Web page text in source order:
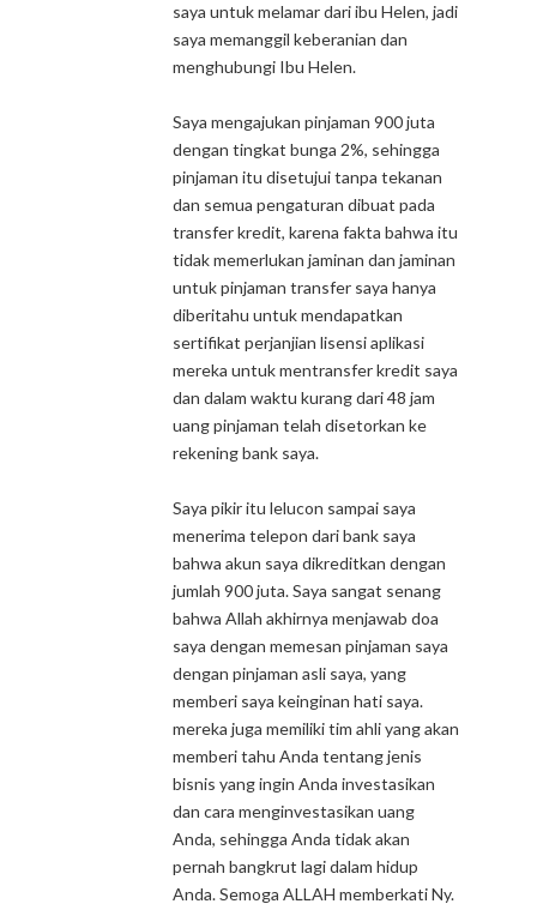
saya untuk melamar dari ibu Helen, jadi
saya memanggil keberanian dan
menghubungi Ibu Helen.
Saya mengajukan pinjaman 900 juta
dengan tingkat bunga 2%, sehingga
pinjaman itu disetujui tanpa tekanan
dan semua pengaturan dibuat pada
transfer kredit, karena fakta bahwa itu
tidak memerlukan jaminan dan jaminan
untuk pinjaman transfer saya hanya
diberitahu untuk mendapatkan
sertifikat perjanjian lisensi aplikasi
mereka untuk mentransfer kredit saya
dan dalam waktu kurang dari 48 jam
uang pinjaman telah disetorkan ke
rekening bank saya.
Saya pikir itu lelucon sampai saya
menerima telepon dari bank saya
bahwa akun saya dikreditkan dengan
jumlah 900 juta. Saya sangat senang
bahwa Allah akhirnya menjawab doa
saya dengan memesan pinjaman saya
dengan pinjaman asli saya, yang
memberi saya keinginan hati saya.
mereka juga memiliki tim ahli yang akan
memberi tahu Anda tentang jenis
bisnis yang ingin Anda investasikan
dan cara menginvestasikan uang
Anda, sehingga Anda tidak akan
pernah bangkrut lagi dalam hidup
Anda. Semoga ALLAH memberkati Ny.